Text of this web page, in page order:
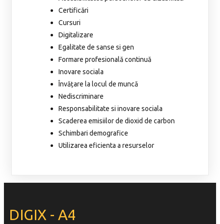
Certificări
Cursuri
Digitalizare
Egalitate de sanse si gen
Formare profesională continuă
Inovare sociala
Învățare la locul de muncă
Nediscriminare
Responsabilitate si inovare sociala
Scaderea emisiilor de dioxid de carbon
Schimbari demografice
Utilizarea eficienta a resurselor
DIGIX - A4